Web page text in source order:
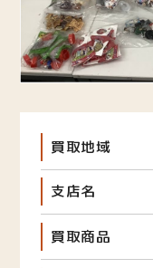
買取地域
支店名
買取商品